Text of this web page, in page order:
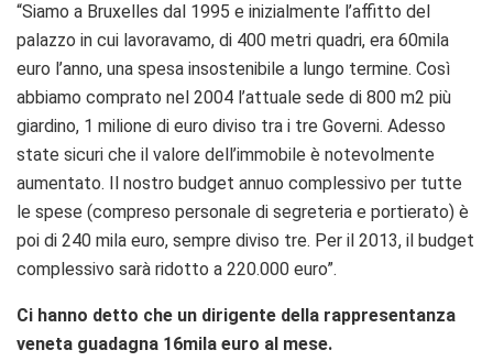
“Siamo a Bruxelles dal 1995 e inizialmente l’affitto del
palazzo in cui lavoravamo, di 400 metri quadri, era 60mila
euro l’anno, una spesa insostenibile a lungo termine. Così
abbiamo comprato nel 2004 l’attuale sede di 800 m2 più
giardino, 1 milione di euro diviso tra i tre Governi. Adesso
state sicuri che il valore dell’immobile è notevolmente
aumentato. Il nostro budget annuo complessivo per tutte
le spese (compreso personale di segreteria e portierato) è
poi di 240 mila euro, sempre diviso tre. Per il 2013, il budget
complessivo sarà ridotto a 220.000 euro”.
Ci hanno detto che un dirigente della rappresentanza
veneta guadagna 16mila euro al mese.